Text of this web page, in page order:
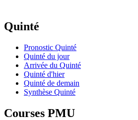
Quinté
Pronostic Quinté
Quinté du jour
Arrivée du Quinté
Quinté d'hier
Quinté de demain
Synthèse Quinté
Courses PMU